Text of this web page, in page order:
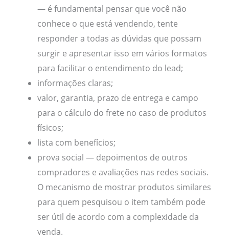
— é fundamental pensar que você não
conhece o que está vendendo, tente
responder a todas as dúvidas que possam
surgir e apresentar isso em vários formatos
para facilitar o entendimento do lead;
informações claras;
valor, garantia, prazo de entrega e campo
para o cálculo do frete no caso de produtos
físicos;
lista com benefícios;
prova social — depoimentos de outros
compradores e avaliações nas redes sociais.
O mecanismo de mostrar produtos similares
para quem pesquisou o item também pode
ser útil de acordo com a complexidade da
venda.